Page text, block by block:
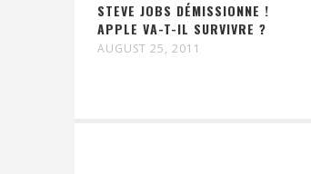
STEVE JOBS DÉMISSIONNE !
APPLE VA-T-IL SURVIVRE ?
AUGUST 25, 2011